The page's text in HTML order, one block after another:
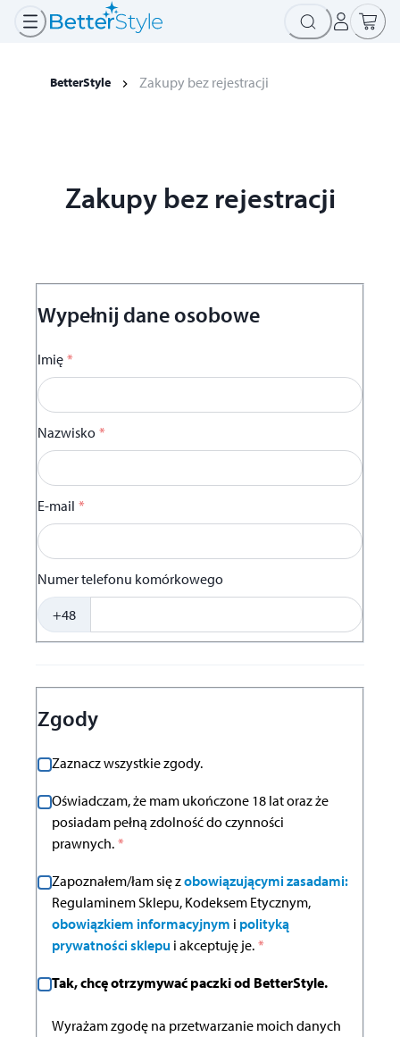
BetterStyle Zakupy bez rejestracji
Zakupy bez rejestracji
Wypełnij dane osobowe
Imię *
Nazwisko *
E-mail *
Numer telefonu komórkowego
+48
Zgody
Zaznacz wszystkie zgody.
Oświadczam, że mam ukończone 18 lat oraz że
posiadam pełną zdolność do czynności
prawnych. *
Zapoznałem/łam się zobowiązującymi zasadami:
Regulaminem Sklepu, Kodeksem Etycznym,
obowiązkiem informacyjnym i polityką
prywatności sklepu i akceptuję je. *
Tak, chcę otrzymywać paczki od BetterStyle.
Wyrażam zgodę na przetwarzanie moich danych